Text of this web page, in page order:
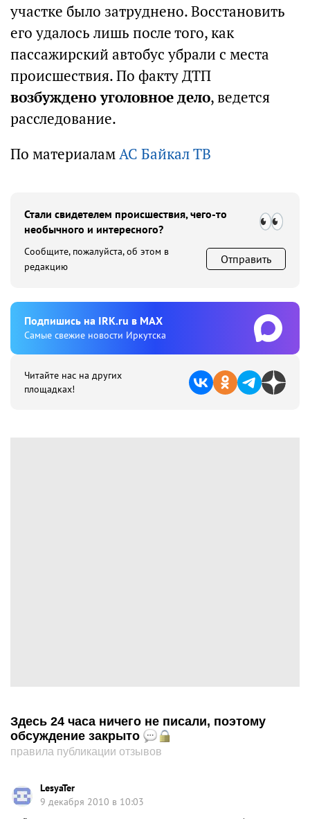
участке было затруднено. Восстановить
его удалось лишь после того, как
пассажирский автобус убрали с места
происшествия. По факту ДТП
возбуждено уголовное дело, ведется
расследование.
По материаламАС Байкал ТВ
Стали свидетелем происшествия, чего-то
необычного и интересного?
Сообщите, пожалуйста, об этом в
редакцию
Отправить
Подпишиcь на IRK.ru в MAX
Cамые свежие новости Иркутска
Читайте нас на других
площадках!
Здесь 24 часа ничего не писали, поэтому
обсуждение закрыто
правила публикации отзывов
LesyaTer
9 декабря 2010 в 10:03